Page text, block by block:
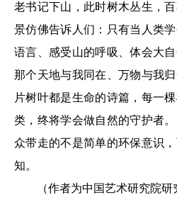
老书记下山，此时树木丛生，
景仿佛告诉人们：只有当人类
语言、感受山的呼吸、体会大
那个天地与我同在、万物与我
片树叶都是生命的诗篇，每一
类，终将学会做自然的守护者
众带走的不是简单的环保意识
知。
（作者为中国艺术研究院研